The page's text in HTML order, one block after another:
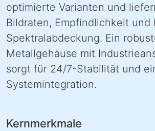
optimierte Varianten und
Bildraten, Empfindlichkeit und
Spektralabdeckung. Ein
Metallgehäuse mit
sorgt für 24/7-Stabilität und
Systemintegration.
Kernmerkmale